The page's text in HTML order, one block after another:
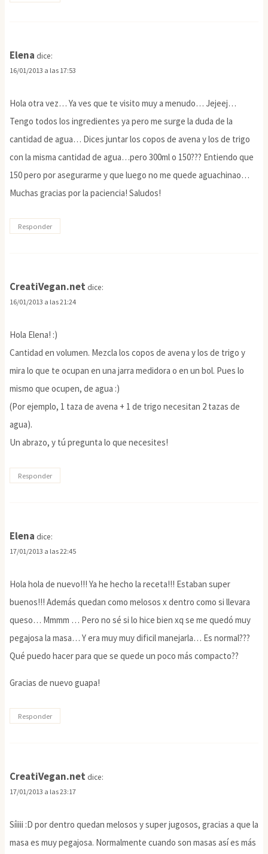
Elena dice:
16/01/2013 a las 17:53
Hola otra vez… Ya ves que te visito muy a menudo… Jejeej…
Tengo todos los ingredientes ya pero me surge la duda de la
cantidad de agua… Dices juntar los copos de avena y los de trigo
con la misma cantidad de agua…pero 300ml o 150??? Entiendo que
150 pero por asegurarme y que luego no me quede aguachinao…
Muchas gracias por la paciencia! Saludos!
Responder
CreatiVegan.net dice:
16/01/2013 a las 21:24
Hola Elena! :)
Cantidad en volumen. Mezcla los copos de avena y los de trigo y
mira lo que te ocupan en una jarra medidora o en un bol. Pues lo
mismo que ocupen, de agua :)
(Por ejemplo, 1 taza de avena + 1 de trigo necesitan 2 tazas de
agua).
Un abrazo, y tú pregunta lo que necesites!
Responder
Elena dice:
17/01/2013 a las 22:45
Hola hola de nuevo!!! Ya he hecho la receta!!! Estaban super
buenos!!! Además quedan como melosos x dentro como si llevara
queso… Mmmm … Pero no sé si lo hice bien xq se me quedó muy
pegajosa la masa… Y era muy muy dificil manejarla… Es normal???
Qué puedo hacer para que se quede un poco más compacto??
Gracias de nuevo guapa!
Responder
CreatiVegan.net dice:
17/01/2013 a las 23:17
Síiiii :D por dentro quedan melosos y super jugosos, gracias a que la
masa es muy pegajosa. Normalmente cuando son masas así es más